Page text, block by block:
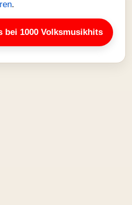
.
bei 1000 Volksmusikhits